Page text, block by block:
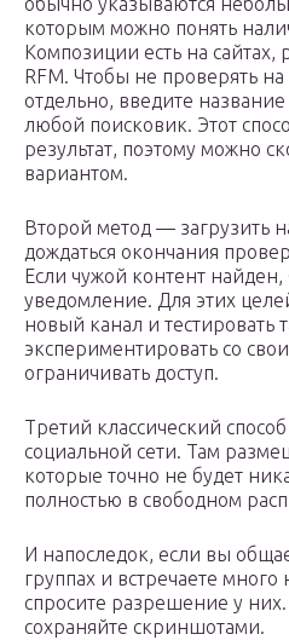
которым можно понять
Композиции есть на сайтах,
RFM. Чтобы не проверять
отдельно, введите
любой поисковик. Этот
результат, поэтому можно
вариантом.
Второй метод — загрузить
дождаться окончания
Если чужой контент
уведомление. Для этих
новый канал и тестировать
экспериментировать со
ограничивать доступ.
Третий классический
социальной сети. Там
которые точно не будет
полностью в свободном
И напоследок, если вы
группах и встречаете
спросите разрешение у
сохраняйте скриншотами.